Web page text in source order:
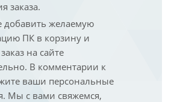
заказа.
добавить желаемую
ПК в корзину и
на сайте
В комментарии к
ваши персональные
Мы с вами свяжемся,